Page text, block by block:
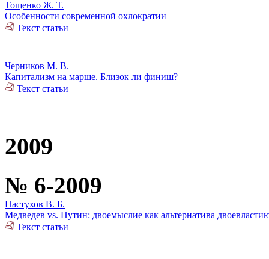
Тощенко Ж. Т.
Особенности современной охлократии
Текст статьи
Черников М. В.
Капитализм на марше. Близок ли финиш?
Текст статьи
2009
№ 6-2009
Пастухов В. Б.
Медведев vs. Путин: двоемыслие как альтернатива
Текст статьи